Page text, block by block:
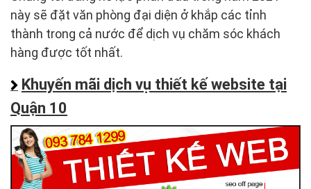
này sẽ đặt văn phòng đại diện ở khắp các tỉnh
thành trong cả nước để dịch vụ chăm sóc khách
hàng được tốt nhất.
Khuyến mãi dịch vụ thiết kế website tại
Quận 10